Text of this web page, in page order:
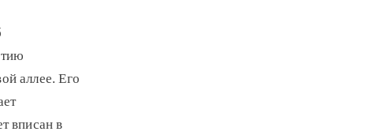
аллее. Его
вписан в